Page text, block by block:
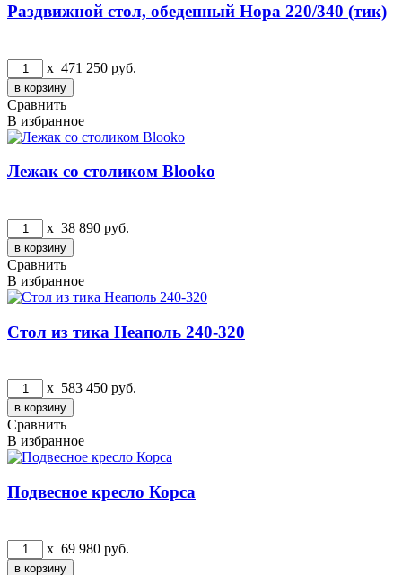
Раздвижной стол, обеденный Нора 220/340 (тик)
x 471 250 руб.
Сравнить
В избранное
Лежак со столиком Blooko
x 38 890 руб.
Сравнить
В избранное
Стол из тика Неаполь 240-320
x 583 450 руб.
Сравнить
В избранное
Подвесное кресло Корса
x 69 980 руб.